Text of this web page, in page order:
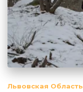
Львовская Область